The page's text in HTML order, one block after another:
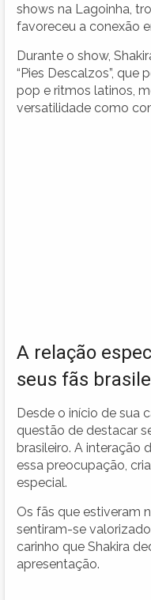
shows na Lagoinha,
favoreceu a conexão
Durante o show,
“Pies Descalzos”, que
pop e ritmos latinos,
versatilidade como
A relação
seus fãs
Desde o início de sua
questão de destacar
brasileiro. A interação
essa preocupação,
especial.
Os fãs que estiveram
sentiram-se
carinho que Shakira
apresentação.